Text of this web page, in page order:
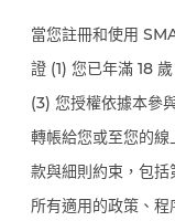
當您註冊和使用
證 (1) 您已年滿 18
(3) 您授權依據本參
轉帳給您或至您的
款與細則約束，包
所有適用的政策、程